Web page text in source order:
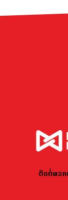
ຕິດຕໍ່ພວກ